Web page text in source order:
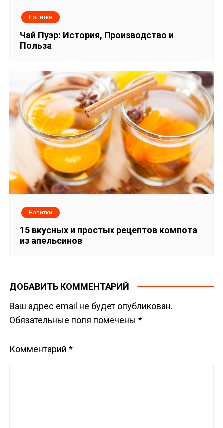
Напитки
Чай Пуэр: История, Производство и
Польза
Напитки
15 вкусных и простых рецептов компота
из апельсинов
ДОБАВИТЬ КОММЕНТАРИЙ
Ваш адрес email не будет опубликован.
Обязательные поля помечены*
Комментарий*